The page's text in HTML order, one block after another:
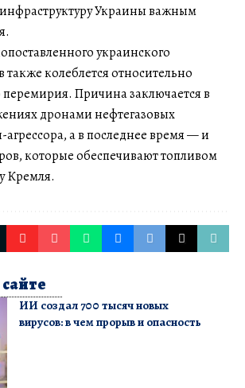
Украины важным
украинского
колеблется относительно
перемирия. Причина заключается в
дронами нефтегазовых
а в последнее время — и
которые обеспечивают топливом
Кремля.
ИИ создал 700 тысяч новых
вирусов: в чем прорыв и опасность